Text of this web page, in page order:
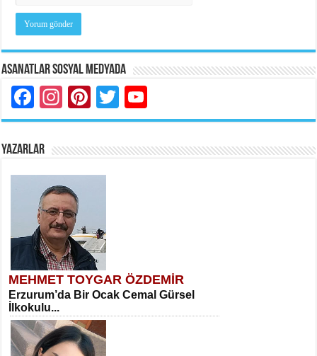
Asanatlar Sosyal Medyada
Facebook
Instagram
Pinterest
Twitter
YAZARLAR
MEHMET TOYGAR ÖZDEMİR
Erzurum’da Bir Ocak Cemal Gürsel
İlkokulu...